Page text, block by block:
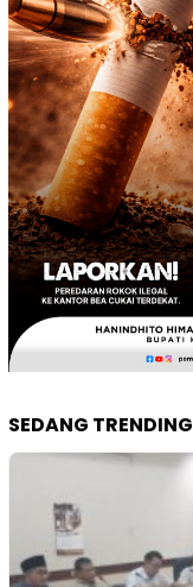
SEDANG TRENDING